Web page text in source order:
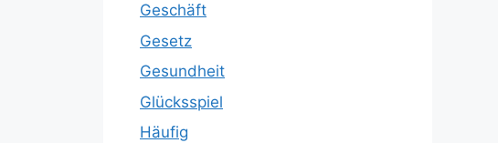
Geschäft
Gesetz
Gesundheit
Glücksspiel
Häufig